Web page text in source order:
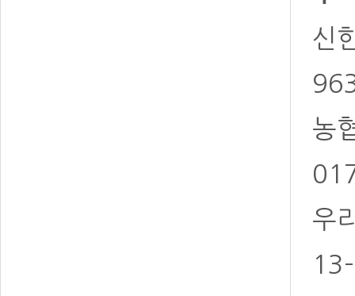
신
농
우